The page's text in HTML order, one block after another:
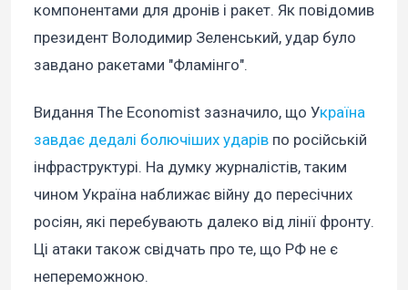
компонентами для дронів і ракет. Як повідомив
президент Володимир Зеленський, удар було
завдано ракетами "Фламінго".
Видання The Economist зазначило, що Україна
завдає дедалі болючіших ударів по російській
інфраструктурі. На думку журналістів, таким
чином Україна наближає війну до пересічних
росіян, які перебувають далеко від лінії фронту.
Ці атаки також свідчать про те, що РФ не є
непереможною.